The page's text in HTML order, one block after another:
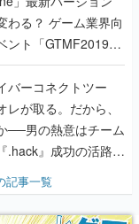
わる？ ゲーム業界向
ント「GTMF2019」
深めよう【PR】
バーコネクトツー
が取る。だから、
──男の熱意はチーム
.hack』成功の活路を
った【若ゲのいた
記事一覧